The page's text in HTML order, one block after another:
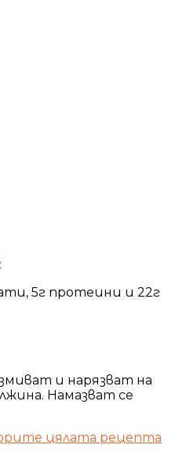
5г протеини и 22г
и нарязват на
Намазват се
цялата рецепта